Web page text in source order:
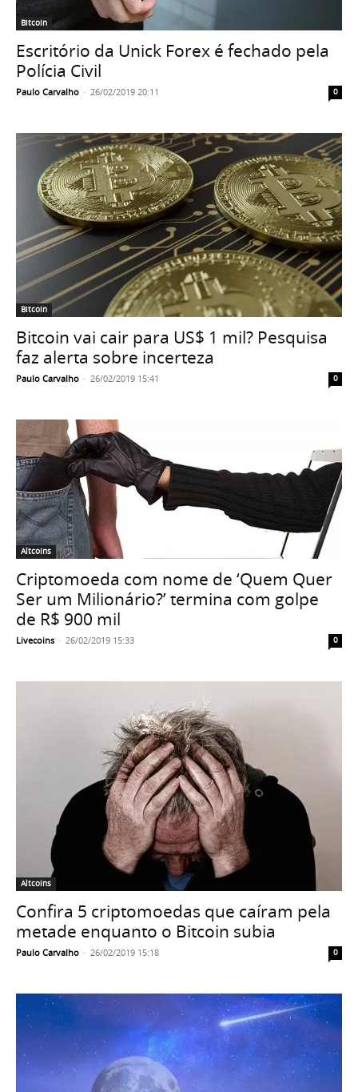
Bitcoin
Escritório da Unick Forex é fechado pela
Polícia Civil
Paulo Carvalho - 26/02/2019 20:11 0
Bitcoin
Bitcoin vai cair para US$ 1 mil? Pesquisa
faz alerta sobre incerteza
Paulo Carvalho - 26/02/2019 15:41 0
Altcoins
Criptomoeda com nome de ‘Quem Quer
Ser um Milionário?’ termina com golpe
de R$ 900 mil
Livecoins - 26/02/2019 15:33 0
Altcoins
Confira 5 criptomoedas que caíram pela
metade enquanto o Bitcoin subia
Paulo Carvalho - 26/02/2019 15:18 0